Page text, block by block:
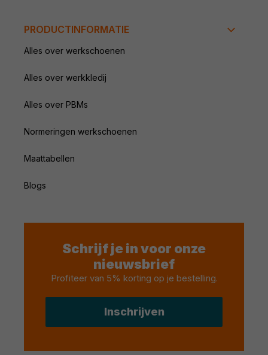
PRODUCTINFORMATIE
Alles over werkschoenen
Alles over werkkledij
Alles over PBMs
Normeringen werkschoenen
Maattabellen
Blogs
Schrijf je in voor onze
nieuwsbrief
Profiteer van 5% korting op je bestelling.
Inschrijven